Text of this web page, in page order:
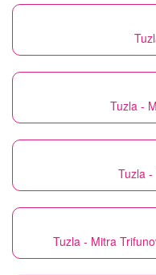
Tuzla -
Tuzla
Tuzla - Mitra